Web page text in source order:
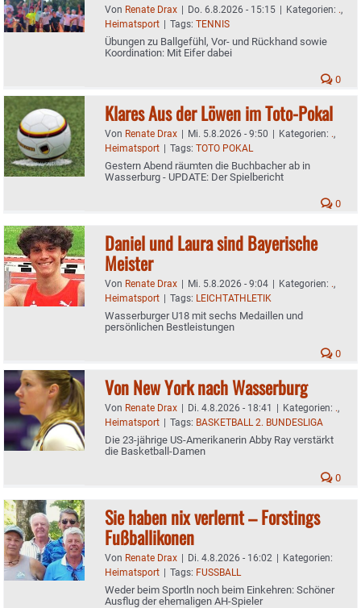
Von Renate Drax | Do. 6.8.2026 - 15:15 | Kategorien: .,
Heimatsport | Tags: TENNIS
Übungen zu Ballgefühl, Vor- und Rückhand sowie
Koordination: Mit Eifer dabei
0
Klares Aus der Löwen im Toto-Pokal
Von Renate Drax | Mi. 5.8.2026 - 9:50 | Kategorien: .,
Heimatsport | Tags: TOTO POKAL
Gestern Abend räumten die Buchbacher ab in
Wasserburg - UPDATE: Der Spielbericht
0
Daniel und Laura sind Bayerische
Meister
Von Renate Drax | Mi. 5.8.2026 - 9:04 | Kategorien: .,
Heimatsport | Tags: LEICHTATHLETIK
Wasserburger U18 mit sechs Medaillen und
persönlichen Bestleistungen
0
Von New York nach Wasserburg
Von Renate Drax | Di. 4.8.2026 - 18:41 | Kategorien: .,
Heimatsport | Tags: BASKETBALL 2. BUNDESLIGA
Die 23-jährige US-Amerikanerin Abby Ray verstärkt
die Basketball-Damen
0
Sie haben nix verlernt – Forstings
Fußballikonen
Von Renate Drax | Di. 4.8.2026 - 16:02 | Kategorien:
Heimatsport | Tags: FUSSBALL
Weder beim Sportln noch beim Einkehren: Schöner
Ausflug der ehemaligen AH-Spieler